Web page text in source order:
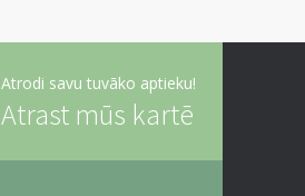
Atrodi savu tuvāko aptieku!
Atrast mūs kartē